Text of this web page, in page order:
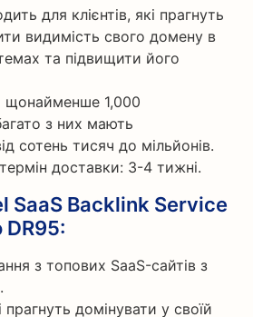
для клієнтів, які прагнуть
видимість свого домену в
та підвищити його
щонайменше 1,000
з них мають
сотень тисяч до мільйонів.
доставки: 3-4 тижні.
SaaS Backlink Service
DR95:
з топових SaaS-сайтів з
прагнуть домінувати у своїй